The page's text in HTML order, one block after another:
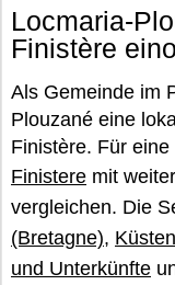
Locmaria-
Finistère
Als Gemeinde im
Plouzané eine
Finistère. Für
Finistere mit
vergleichen. Die
(Bretagne),
und Unterkünfte